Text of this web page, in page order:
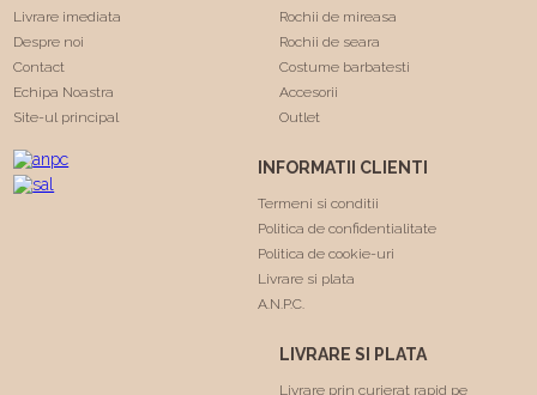
Mariaj faceti minuni .❤️❤️
Livrare imediata
Despre noi
Contact
Echipa Noastra
Site-ul principal
Rochii de mireasa
Rochii de seara
Costume barbatesti
Accesorii
Outlet
INFORMATII CLIENTI
Termeni si conditii
Politica de confidentialitate
Politica de cookie-uri
Livrare si plata
A.N.P.C.
LIVRARE SI PLATA
Livrare prin curierat rapid pe